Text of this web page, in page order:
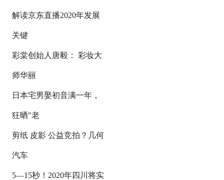
解读京东直播2020年发展
关键
彩棠创始人唐毅： 彩妆大
师华丽
日本宅男娶初音满一年，
狂晒"老
剪纸 皮影 公益竞拍？几何
汽车
5—15秒！2020年四川将实